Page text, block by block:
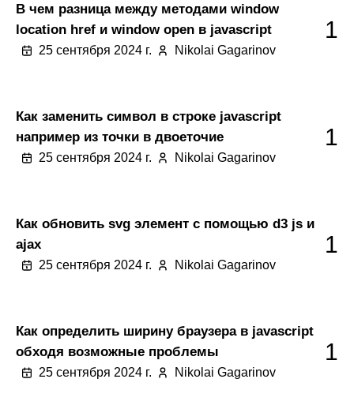
В чем разница между методами window
location href и window open в javascript
25 сентября 2024 г. Nikolai Gagarinov
1
Как заменить символ в строке javascript
например из точки в двоеточие
25 сентября 2024 г. Nikolai Gagarinov
1
Как обновить svg элемент с помощью d3 js и
ajax
25 сентября 2024 г. Nikolai Gagarinov
1
Как определить ширину браузера в javascript
обходя возможные проблемы
25 сентября 2024 г. Nikolai Gagarinov
1